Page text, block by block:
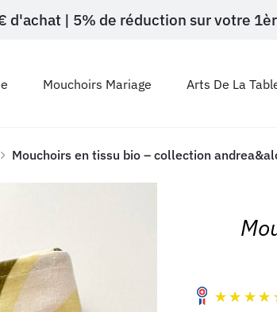
d'achat | 5% de réduction sur votre
Mouchoirs Mariage Arts De La
Mouchoirs en tissu bio – collection